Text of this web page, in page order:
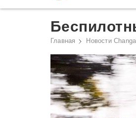
Главная Новости